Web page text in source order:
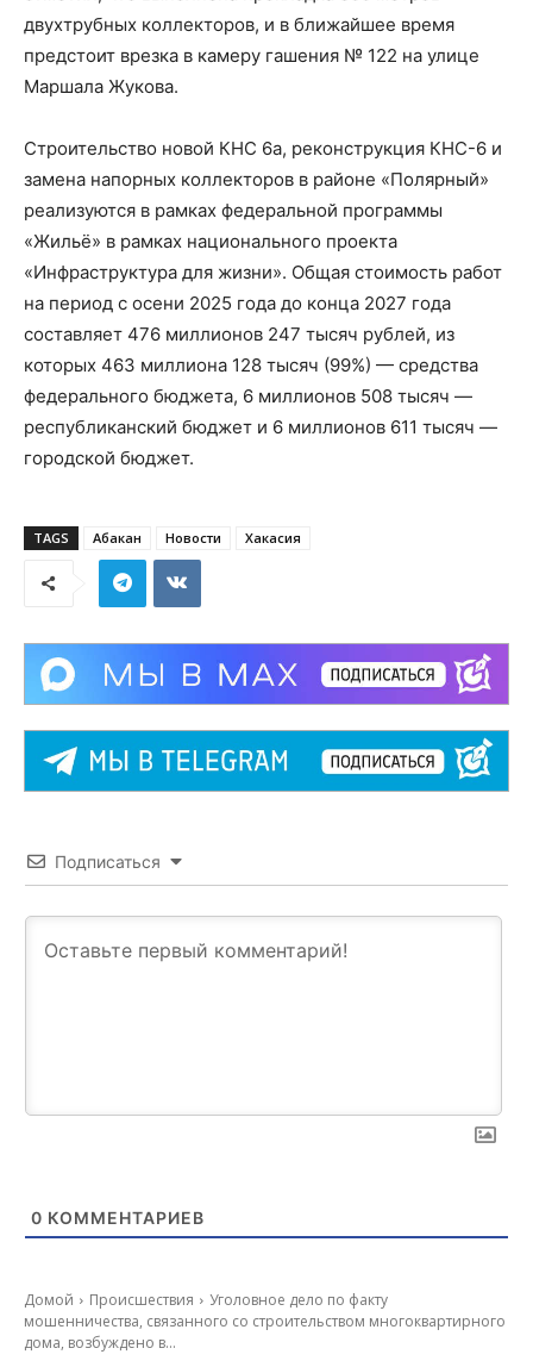
двухтрубных коллекторов, и в ближайшее время
предстоит врезка в камеру гашения № 122 на улице
Маршала Жукова.
Строительство новой КНС 6а, реконструкция КНС-6 и
замена напорных коллекторов в районе «Полярный»
реализуются в рамках федеральной программы
«Жильё» в рамках национального проекта
«Инфраструктура для жизни». Общая стоимость работ
на период с осени 2025 года до конца 2027 года
составляет 476 миллионов 247 тысяч рублей, из
которых 463 миллиона 128 тысяч (99%) — средства
федерального бюджета, 6 миллионов 508 тысяч —
республиканский бюджет и 6 миллионов 611 тысяч —
городской бюджет.
TAGS Абакан Новости Хакасия
Подписаться
0 КОММЕНТАРИЕВ